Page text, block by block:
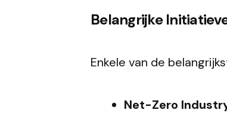
Belangrijke
Enkele van de
Net-Zero